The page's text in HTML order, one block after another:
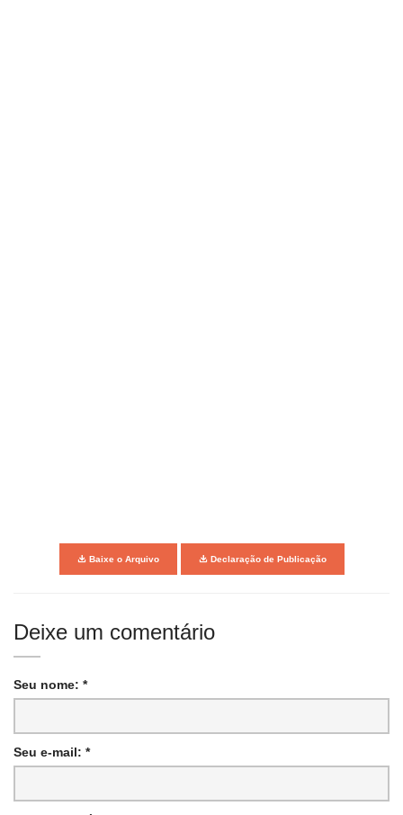
Baixe o Arquivo Declaração de Publicação
Deixe um comentário
Seu nome: *
Seu e-mail: *